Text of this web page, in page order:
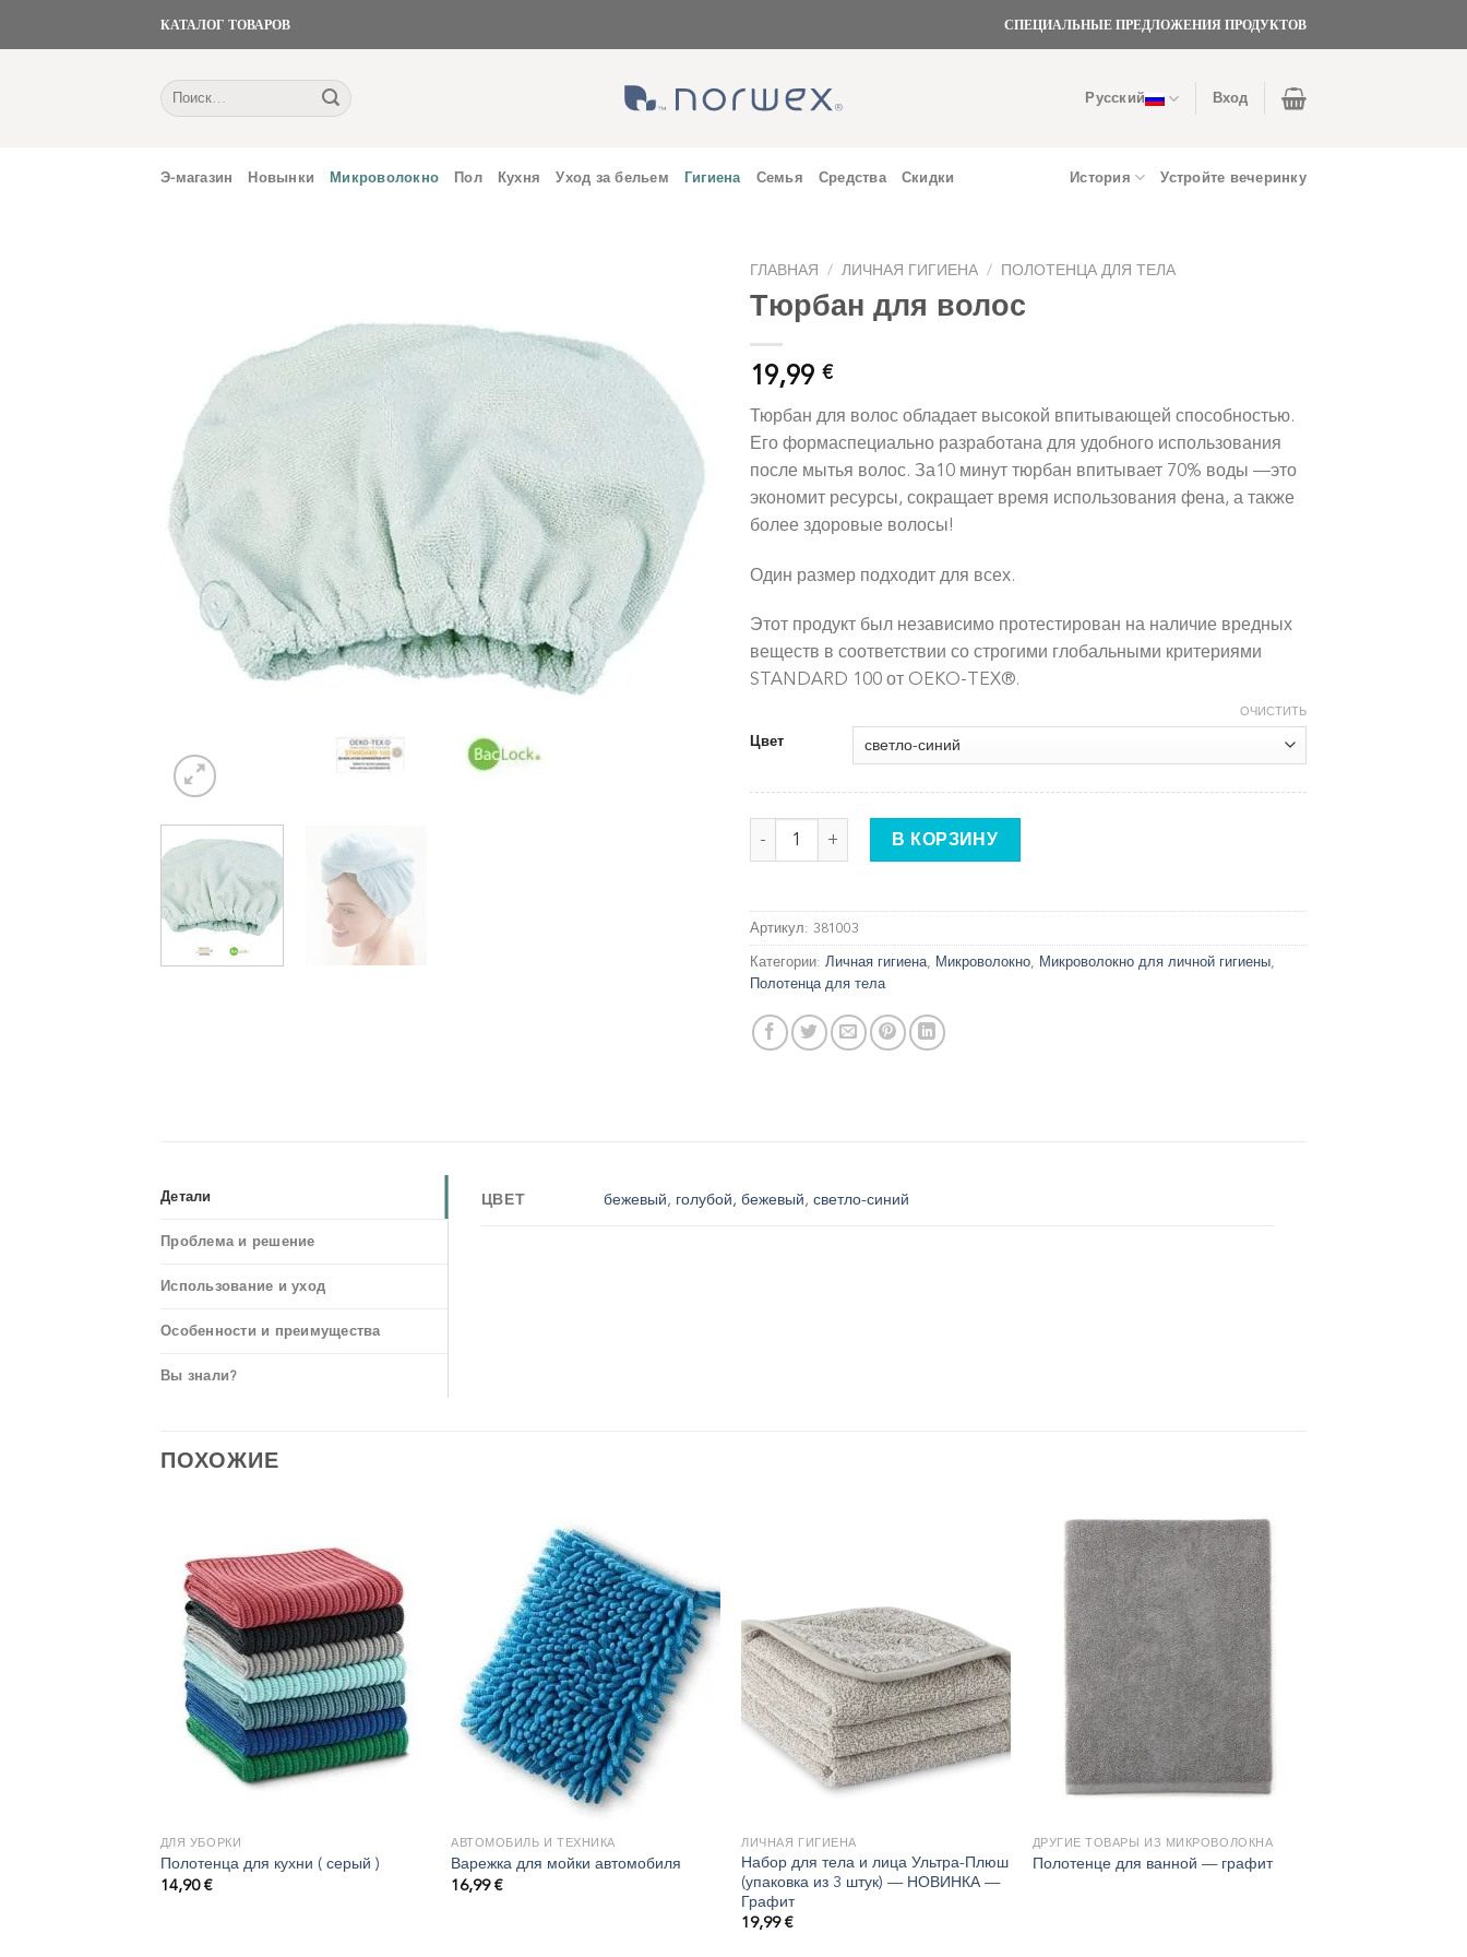
КАТАЛОГ ТОВАРОВ СПЕЦИАЛЬНЫЕ ПРЕДЛОЖЕНИЯ ПРОДУКТОВ
Искать: Русский Вход
Э-магазин Новынки Микроволокно Пол Кухня Уход за бельем Гигиена Семья Средства Скидки История Устройте вечеринку
ГЛАВНАЯ / ЛИЧНАЯ ГИГИЕНА / ПОЛОТЕНЦА ДЛЯ ТЕЛА
Тюрбан для волос
19,99 €
Тюрбан для волос обладает высокой впитывающей способностью.
Его формаспециально разработана для удобного использования
после мытья волос. За10 минут тюрбан впитывает 70% воды —это
экономит ресурсы, сокращает время использования фена, а также
более здоровые волосы!
Один размер подходит для всех.
Этот продукт был независимо протестирован на наличие вредных
веществ в соответствии со строгими глобальными критериями
STANDARD 100 от OEKO-TEX®.
Цвет
ОЧИСТИТЬ
Количество товара Тюрбан для волос
В КОРЗИНУ
Артикул: 381003
Категории: Личная гигиена, Микроволокно, Микроволокно для личной гигиены,
Полотенца для тела
Детали
Проблема и решение
Использование и уход
Особенности и преимущества
Вы знали?
ЦВЕТ бежевый, голубой, бежевый, светло-синий
ПОХОЖИЕ
ДЛЯ УБОРКИ
Полотенца для кухни ( серый )
14,90€
АВТОМОБИЛЬ И ТЕХНИКА
Варежка для мойки автомобиля
16,99€
ЛИЧНАЯ ГИГИЕНА
Набор для тела и лица Ультра-Плюш
(упаковка из 3 штук) — НОВИНКА —
Графит
19,99€
ДРУГИЕ ТОВАРЫ ИЗ МИКРОВОЛОКНА
Полотенце для ванной — графит